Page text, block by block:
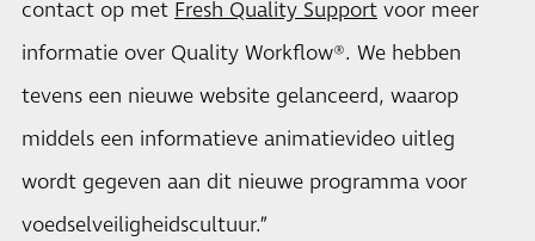
contact op met Fresh Quality Support voor meer
informatie over Quality Workflow®. We hebben
tevens een nieuwe website gelanceerd, waarop
middels een informatieve animatievideo uitleg
wordt gegeven aan dit nieuwe programma voor
voedselveiligheidscultuur.”